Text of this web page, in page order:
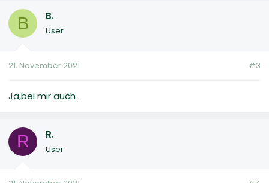
B B.
User
21. November 2021 #3
Ja,bei mir auch .
R R.
User